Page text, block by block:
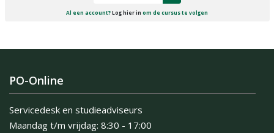
Al een account?Log hier in om de cursus te volgen
PO-Online
Servicedesk en studieadviseurs
Maandag t/m vrijdag: 8:30 - 17:00